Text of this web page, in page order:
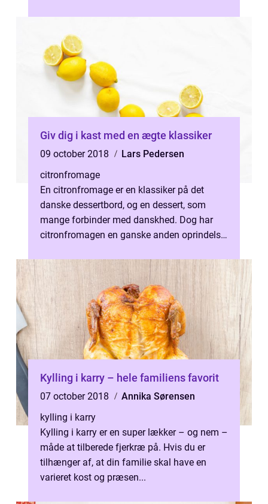
Giv dig i kast med en ægte klassiker
09 october 2018
Lars Pedersen
citronfromage
En citronfromage er en klassiker på det
danske dessertbord, og en dessert, som
mange forbinder med danskhed. Dog har
citronfromagen en ganske anden oprindelse.
Kylling i karry – hele familiens favorit
07 october 2018
Annika Sørensen
kylling i karry
Kylling i karry er en super lækker – og nem –
måde at tilberede fjerkræ på. Hvis du er
tilhænger af, at din familie skal have en
varieret kost og præsen...